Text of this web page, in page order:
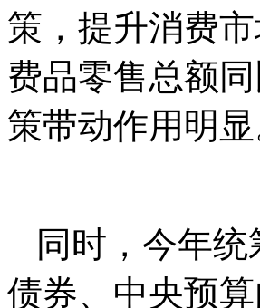
策，提升消费
费品零售总额
策带动作用明显
同时，今年
债券、中央预